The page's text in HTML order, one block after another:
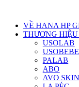
VỀ HANA HP
THƯƠNG
USOLAB
USOBEBE
PALAB
ABO
AVO